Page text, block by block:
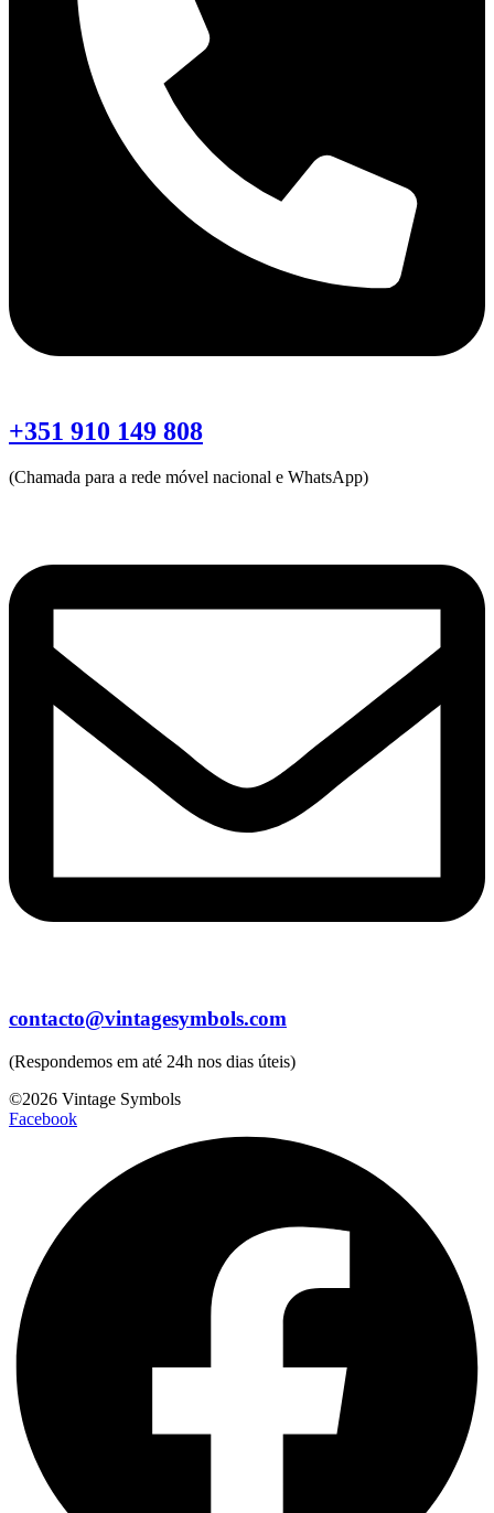
+351 910 149 808
(Chamada para a rede móvel nacional e WhatsApp)
contacto@vintagesymbols.com
(Respondemos em até 24h nos dias úteis)
©2026 Vintage Symbols
Facebook